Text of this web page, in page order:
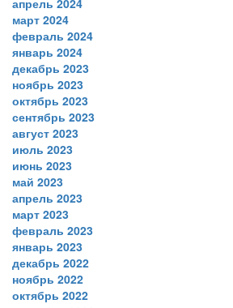
апрель 2024
март 2024
февраль 2024
январь 2024
декабрь 2023
ноябрь 2023
октябрь 2023
сентябрь 2023
август 2023
июль 2023
июнь 2023
май 2023
апрель 2023
март 2023
февраль 2023
январь 2023
декабрь 2022
ноябрь 2022
октябрь 2022